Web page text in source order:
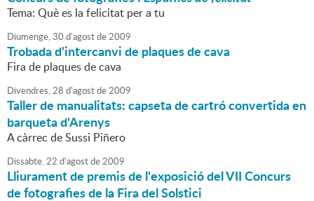
Tema: Què es la felicitat per a tu
Diumenge,30 d'agostde2009
Trobada d'intercanvi de plaques de cava
Fira de plaques de cava
Divendres,28 d'agostde2009
Taller de manualitats: capseta de cartró convertida en
barqueta d'Arenys
A càrrec de Sussi Piñero
Dissabte,22 d'agostde2009
Lliurament de premis de l'exposició del VII Concurs
de fotografies de la Fira del Solstici